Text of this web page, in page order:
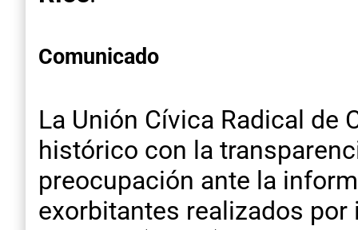
Comunicado
La Unión Cívica Radical
histórico con la
preocupación ante la
exorbitantes realizados